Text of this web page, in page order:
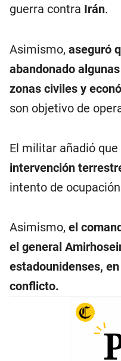
guerra contra Irán.
Asimismo, aseguró
abandonado
zonas civiles y
son objetivo de
El militar añadió que
intervención
intento de
Asimismo, el
el general
estadounidenses,
conflicto.